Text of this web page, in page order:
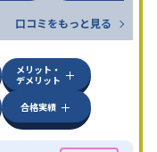
口コミをもっと見る
メリット・
デメリット
合格実績